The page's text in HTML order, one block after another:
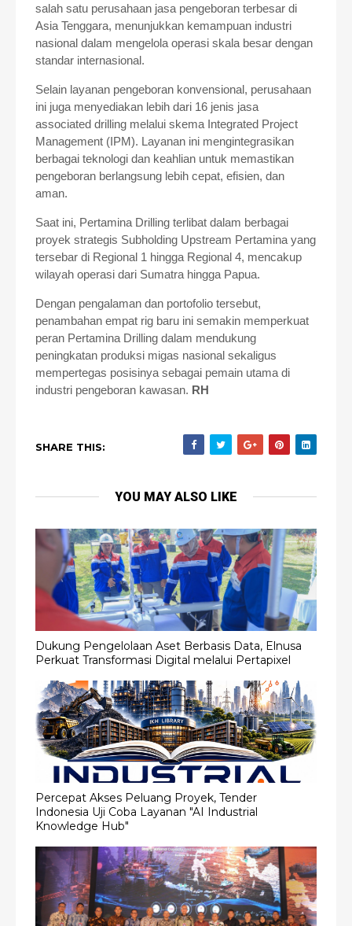
salah satu perusahaan jasa pengeboran terbesar di
Asia Tenggara, menunjukkan kemampuan industri
nasional dalam mengelola operasi skala besar dengan
standar internasional.
Selain layanan pengeboran konvensional, perusahaan
ini juga menyediakan lebih dari 16 jenis jasa
associated drilling melalui skema Integrated Project
Management (IPM). Layanan ini mengintegrasikan
berbagai teknologi dan keahlian untuk memastikan
pengeboran berlangsung lebih cepat, efisien, dan
aman.
Saat ini, Pertamina Drilling terlibat dalam berbagai
proyek strategis Subholding Upstream Pertamina yang
tersebar di Regional 1 hingga Regional 4, mencakup
wilayah operasi dari Sumatra hingga Papua.
Dengan pengalaman dan portofolio tersebut,
penambahan empat rig baru ini semakin memperkuat
peran Pertamina Drilling dalam mendukung
peningkatan produksi migas nasional sekaligus
mempertegas posisinya sebagai pemain utama di
industri pengeboran kawasan. RH
SHARE THIS:
YOU MAY ALSO LIKE
Dukung Pengelolaan Aset Berbasis Data, Elnusa
Perkuat Transformasi Digital melalui Pertapixel
Percepat Akses Peluang Proyek, Tender
Indonesia Uji Coba Layanan "AI Industrial
Knowledge Hub"